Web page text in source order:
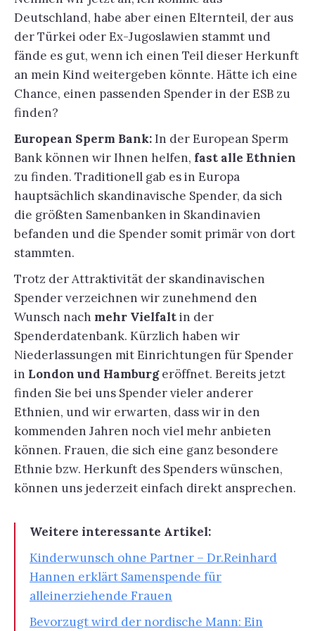
Deutschland, habe aber einen Elternteil, der aus
der Türkei oder Ex-Jugoslawien stammt und
fände es gut, wenn ich einen Teil dieser Herkunft
an mein Kind weitergeben könnte. Hätte ich eine
Chance, einen passenden Spender in der ESB zu
finden?
European Sperm Bank:In der European Sperm
Bank können wir Ihnen helfen, fast alle Ethnien
zu finden. Traditionell gab es in Europa
hauptsächlich skandinavische Spender, da sich
die größten Samenbanken in Skandinavien
befanden und die Spender somit primär von dort
stammten.
Trotz der Attraktivität der skandinavischen
Spender verzeichnen wir zunehmend den
Wunsch nach mehr Vielfaltin der
Spenderdatenbank. Kürzlich haben wir
Niederlassungen mit Einrichtungen für Spender
in London und Hamburgeröffnet. Bereits jetzt
finden Sie bei uns Spender vieler anderer
Ethnien, und wir erwarten, dass wir in den
kommenden Jahren noch viel mehr anbieten
können. Frauen, die sich eine ganz besondere
Ethnie bzw. Herkunft des Spenders wünschen,
können uns jederzeit einfach direkt ansprechen.
Weitere interessante Artikel:
Kinderwunsch ohne Partner – Dr.Reinhard
Hannen erklärt Samenspende für
alleinerziehende Frauen
Bevorzugt wird der nordische Mann: Ein